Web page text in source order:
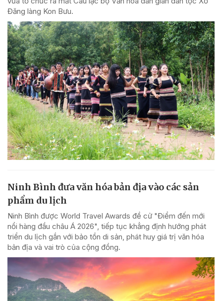
Đăng làng Kon Bưu.
Ninh Bình đưa văn hóa bản địa vào các sản
phẩm du lịch
Ninh Bình được World Travel Awards đề cử "Điểm đến mới
nổi hàng đầu châu Á 2026", tiếp tục khẳng định hướng phát
triển du lịch gắn với bảo tồn di sản, phát huy giá trị văn hóa
bản địa và vai trò của cộng đồng.